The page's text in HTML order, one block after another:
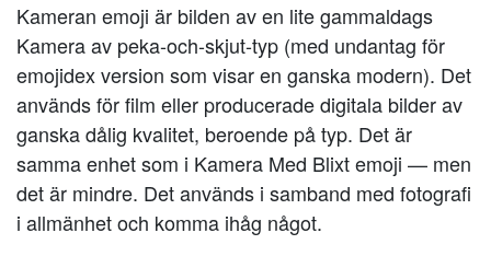
Kameran emoji är bilden av en lite gammaldags
Kamera av peka-och-skjut-typ (med undantag för
emojidex version som visar en ganska modern). Det
används för film eller producerade digitala bilder av
ganska dålig kvalitet, beroende på typ. Det är
samma enhet som i Kamera Med Blixt emoji — men
det är mindre. Det används i samband med fotografi
i allmänhet och komma ihåg något.